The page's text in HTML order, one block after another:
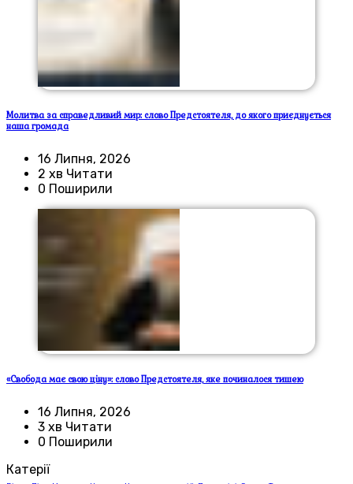
Молитва за справедливий мир: слово Предстоятеля, до якого приєднується
наша громада
16 Липня, 2026
2 хв Читати
0 Поширили
«Свобода має свою ціну»: слово Предстоятеля, яке починалося тишею
16 Липня, 2026
3 хв Читати
0 Поширили
Катерії